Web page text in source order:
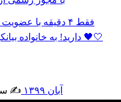
دارید! به خانواده بیانکونری بپیوندید و بخشی از افتخار باشید 🖤🤍
۲۱ آبان ۱۳۹۹ ✍️